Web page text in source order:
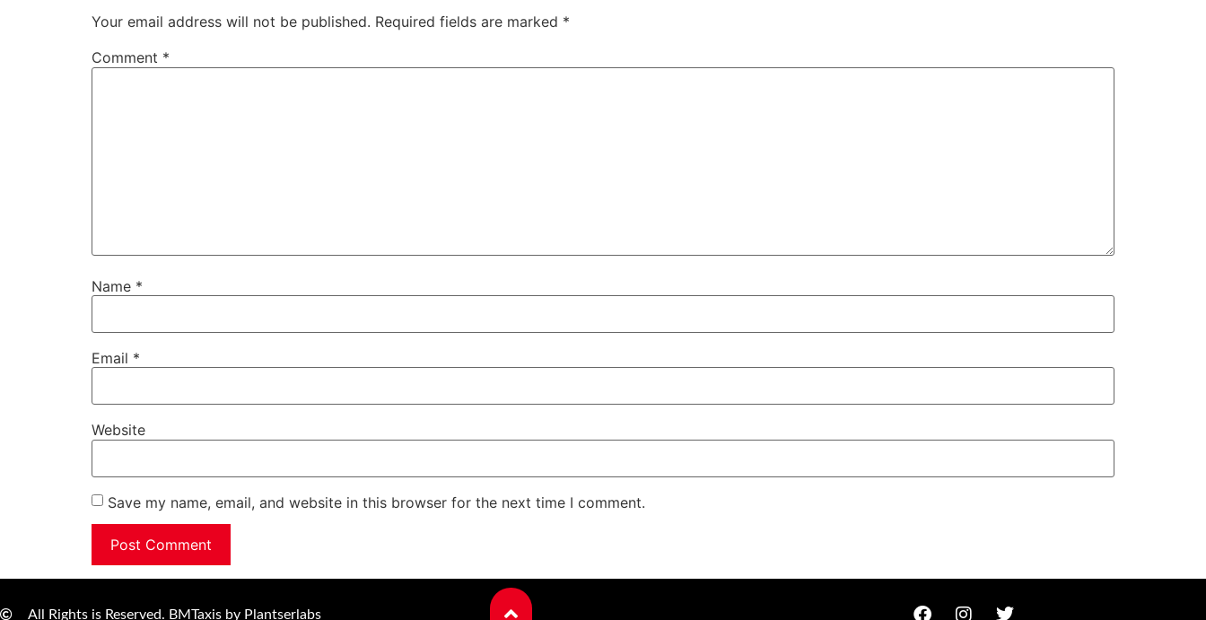
Your email address will not be published. Required fields are marked *
Comment *
Name *
Email *
Website
Save my name, email, and website in this browser for the next time I comment.
All Rights is Reserved. BMTaxis by Plantserlabs